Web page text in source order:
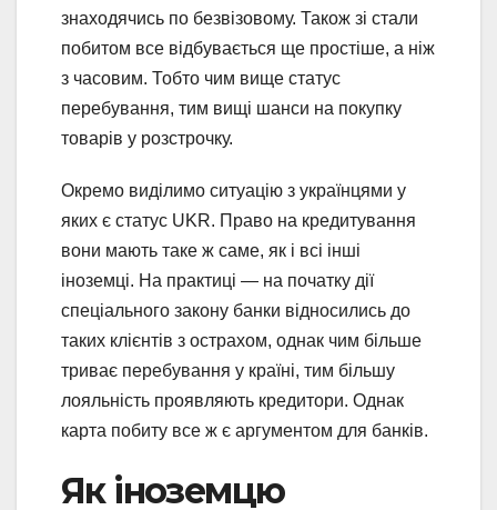
знаходячись по безвізовому. Також зі стали
побитом все відбувається ще простіше, а ніж
з часовим. Тобто чим вище статус
перебування, тим вищі шанси на покупку
товарів у розстрочку.
Окремо виділимо ситуацію з українцями у
яких є статус UKR. Право на кредитування
вони мають таке ж саме, як і всі інші
іноземці. На практиці — на початку дії
спеціального закону банки відносились до
таких клієнтів з острахом, однак чим більше
триває перебування у країні, тим більшу
лояльність проявляють кредитори. Однак
карта побиту все ж є аргументом для банків.
Як іноземцю